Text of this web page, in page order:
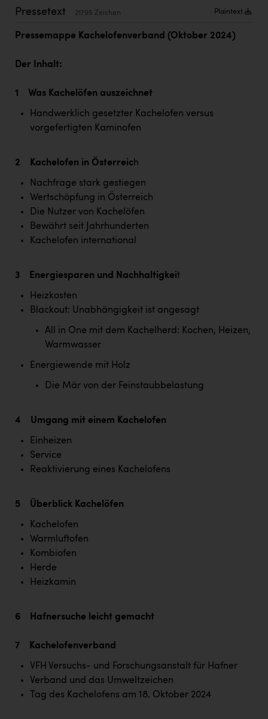
Vier Diamanten
ZGONC
ZULuft - Zukunft Luft Austria
Österreichisches Hebammengremium
Wirtschaftskammer OÖ Energiehandel
kunden basics
Pressetext 21795 Zeichen Plaintext
Pressemappe Kachelofenverband (Oktober 2024)
Der Inhalt:
1 Was Kachelöfen auszeichnet
Handwerklich gesetzter Kachelofen versus
vorgefertigten Kaminofen
2 Kachelofen in Österreich
Nachfrage stark gestiegen
Wertschöpfung in Österreich
Die Nutzer von Kachelöfen
Bewährt seit Jahrhunderten
Kachelofen international
3 Energiesparen und Nachhaltigkeit
Heizkosten
Blackout: Unabhängigkeit ist angesagt
All in One mit dem Kachelherd: Kochen, Heizen,
Warmwasser
Energiewende mit Holz
Die Mär von der Feinstaubbelastung
4 Umgang mit einem Kachelofen
Einheizen
Service
Reaktivierung eines Kachelofens
5 Überblick Kachelöfen
Kachelofen
Warmluftofen
Kombiofen
Herde
Heizkamin
6 Hafnersuche leicht gemacht
7 Kachelofenverband
VFH Versuchs- und Forschungsanstalt für Hafner
Verband und das Umweltzeichen
Tag des Kachelofens am 18. Oktober 2024